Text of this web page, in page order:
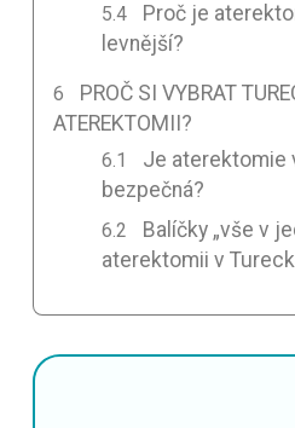
Proč je
levnější?
PROČ SI VYBRAT
ATEREKTOMII?
Je aterektomie
bezpečná?
Balíčky „vše v
aterektomii v